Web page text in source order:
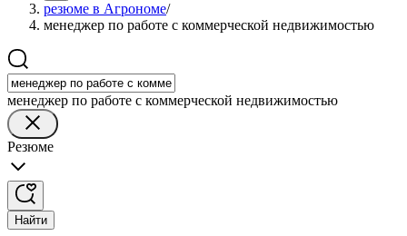
резюме в Агрономе/
менеджер по работе с коммерческой недвижимостью
менеджер по работе с коммерческой недвижимостью
Резюме
Найти